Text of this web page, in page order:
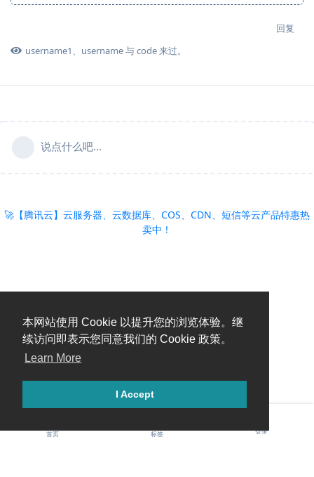
本网站使用 Cookie 以提升您的浏览体验。继
续访问即表示您同意我们的 Cookie 政策。
Learn More
I Accept
回复
username1、 username与code来过。
说点什么吧...
🚀【腾讯云】云服务器、云数据库、COS、CDN、短信等云产品特惠热
卖中！
首页 标签 登录